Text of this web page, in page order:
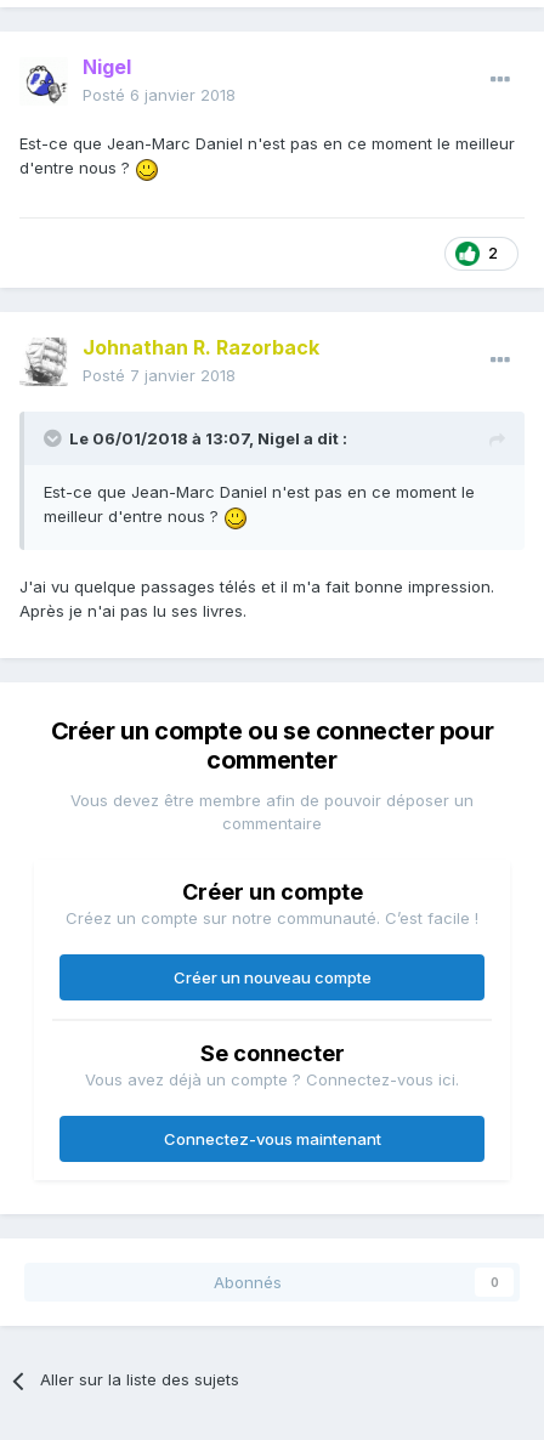
Nigel
Posté 6 janvier 2018
Est-ce que Jean-Marc Daniel n'est pas en ce moment le meilleur
d'entre nous ?
2
Johnathan R. Razorback
Posté 7 janvier 2018
Le 06/01/2018 à 13:07, Nigel a dit :
Est-ce que Jean-Marc Daniel n'est pas en ce moment le
meilleur d'entre nous ?
J'ai vu quelque passages télés et il m'a fait bonne impression.
Après je n'ai pas lu ses livres.
Créer un compte ou se connecter pour
commenter
Vous devez être membre afin de pouvoir déposer un
commentaire
Créer un compte
Créez un compte sur notre communauté. C’est facile !
Créer un nouveau compte
Se connecter
Vous avez déjà un compte ? Connectez-vous ici.
Connectez-vous maintenant
Abonnés 0
Aller sur la liste des sujets